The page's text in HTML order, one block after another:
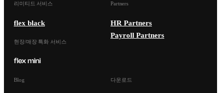
리미티드 서비스
flex black
현장/매장 특화 서비스
Partners
HR Partners
Payroll Partners
Blog 다운로드